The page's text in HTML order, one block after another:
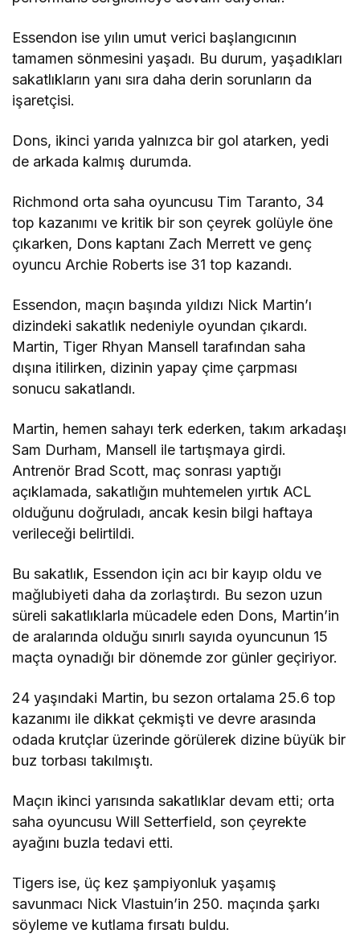
Essendon ise yılın umut verici başlangıcının
tamamen sönmesini yaşadı. Bu durum, yaşadıkları
sakatlıkların yanı sıra daha derin sorunların da
işaretçisi.
Dons, ikinci yarıda yalnızca bir gol atarken, yedi
de arkada kalmış durumda.
Richmond orta saha oyuncusu Tim Taranto, 34
top kazanımı ve kritik bir son çeyrek golüyle öne
çıkarken, Dons kaptanı Zach Merrett ve genç
oyuncu Archie Roberts ise 31 top kazandı.
Essendon, maçın başında yıldızı Nick Martin’ı
dizindeki sakatlık nedeniyle oyundan çıkardı.
Martin, Tiger Rhyan Mansell tarafından saha
dışına itilirken, dizinin yapay çime çarpması
sonucu sakatlandı.
Martin, hemen sahayı terk ederken, takım arkadaşı
Sam Durham, Mansell ile tartışmaya girdi.
Antrenör Brad Scott, maç sonrası yaptığı
açıklamada, sakatlığın muhtemelen yırtık ACL
olduğunu doğruladı, ancak kesin bilgi haftaya
verileceği belirtildi.
Bu sakatlık, Essendon için acı bir kayıp oldu ve
mağlubiyeti daha da zorlaştırdı. Bu sezon uzun
süreli sakatlıklarla mücadele eden Dons, Martin’in
de aralarında olduğu sınırlı sayıda oyuncunun 15
maçta oynadığı bir dönemde zor günler geçiriyor.
24 yaşındaki Martin, bu sezon ortalama 25.6 top
kazanımı ile dikkat çekmişti ve devre arasında
odada krutçlar üzerinde görülerek dizine büyük bir
buz torbası takılmıştı.
Maçın ikinci yarısında sakatlıklar devam etti; orta
saha oyuncusu Will Setterfield, son çeyrekte
ayağını buzla tedavi etti.
Tigers ise, üç kez şampiyonluk yaşamış
savunmacı Nick Vlastuin’in 250. maçında şarkı
söyleme ve kutlama fırsatı buldu.